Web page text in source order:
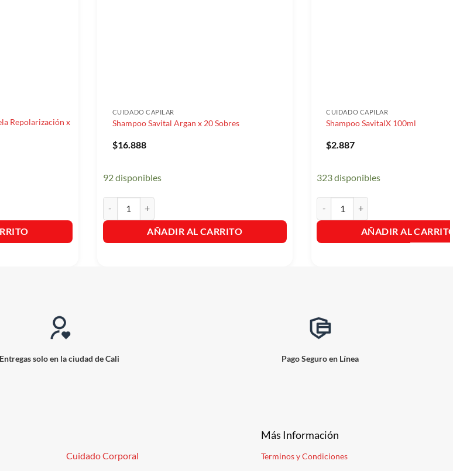
Repolarización x
CUIDADO CAPILAR
Shampoo Savital Argan x 20 Sobres
$16.888
92 disponibles
AÑADIR AL CARRITO
CUIDADO CAPILAR
Shampoo SavitalX 100ml
$2.887
323 disponibles
AÑADIR AL
Entregas solo en la ciudad de Cali Pago Seguro en Línea
Cuidado Corporal
Más Información
Terminos y Condiciones